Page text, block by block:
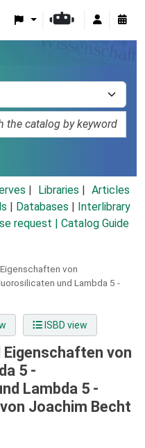
Libraries
Articles
Databases
Interlibrary
request | Catalog Guide
von
und Lambda 5 -
ISBD view
von
5 -
Lambda 5 -
von Joachim Becht